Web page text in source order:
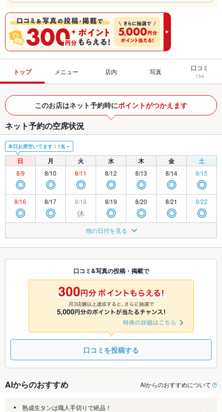
トップ メニュー 店内 写真 口コミ
154
このお店はネット予約時にポイントがつかえます
ネット予約の空席状況
本日お席空いてます！1名～
日 月 火 水 木 金 土
8/9
◎
8/10
◎
8/11
◎
8/12
◎
8/13
◎
8/14
◎
8/15
◎
8/16
◎
8/17
◎
8/18
休
8/19
◎
8/20
◎
8/21
◎
8/22
◎
◎ ◎
8/25
休
8/26
◎
8/27
◎ ◎ ◎
8/30 8/31 9/1
休
9/2
◎
9/3
◎
9/4 9/5
9/8
休 ◎ ◎ ◎
他の日付を見る
口コミ&写真の投稿・掲載で
口コミを投稿する
AIからのおすすめ AIからのおすすめについて
熟成生タンは職人手切りで絶品！